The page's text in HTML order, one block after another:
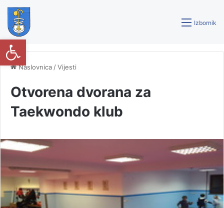
Izbornik
Naslovnica /Vijesti
Otvorena dvorana za
Taekwondo klub
Open toolbar